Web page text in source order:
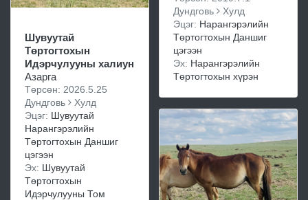
Шувуутай
Төртогтохын
Идэрчулууны халиун
Азарга
Төрсөн: 2026.5.25
Дундговь
Хулд
Эцэг: Шувуутай
Нарангэрэлийн
Төртогтохын Даншиг
цэгээн
Эх: Шувуутай
Төртогтохын
Идэрчулууны Том
Дундговь
Хулд
Эцэг: Нарангэрэлийн
Төртогтохын Даншиг
цэгээн
Эх: Нарангэрэлийн
Төртогтохын хүрэн